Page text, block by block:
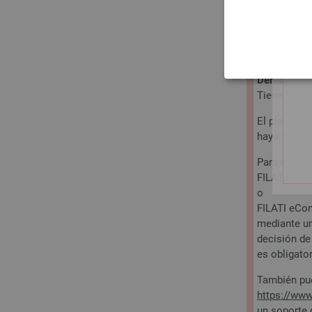
Los
un acto
Derecho
Tienes
El plazo
haya
Para
FILATI
o
FILATI
mediante
decisión
es
También
https://